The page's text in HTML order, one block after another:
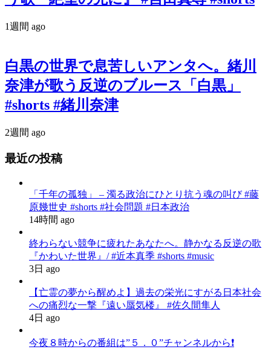
1週間 ago
白黒の世界で息苦しいアンタへ。緒川
奈津が歌う反逆のブルース「白黒」
#shorts #緒川奈津
2週間 ago
最近の投稿
「千年の孤独」 – 濁る政治にひとり抗う魂の叫び #藤
原幾世史 #shorts #社会問題 #日本政治
14時間 ago
終わらない競争に疲れたあなたへ。静かなる反逆の歌
『かわいた世界』/ #近本真季 #shorts #music
3日 ago
【亡霊の夢から醒めよ】過去の栄光にすがる日本社会
への痛烈な一撃『遠い蜃気楼』 #佐久間隼人
4日 ago
今夜８時からの番組は”５．０”チャンネルから❗️